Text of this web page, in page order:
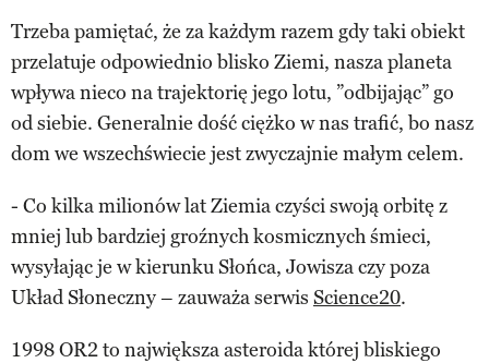
Trzeba pamiętać, że za każdym razem gdy taki obiekt
przelatuje odpowiednio blisko Ziemi, nasza planeta
wpływa nieco na trajektorię jego lotu, ”odbijając” go
od siebie. Generalnie dość ciężko w nas trafić, bo nasz
dom we wszechświecie jest zwyczajnie małym celem.
- Co kilka milionów lat Ziemia czyści swoją orbitę z
mniej lub bardziej groźnych kosmicznych śmieci,
wysyłając je w kierunku Słońca, Jowisza czy poza
Układ Słoneczny – zauważa serwis Science20.
1998 OR2 to największa asteroida której bliskiego